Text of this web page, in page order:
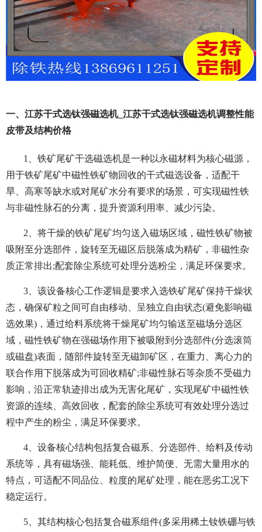
一、江苏干式选钛强磁选机_江苏干式选钛强磁选机调整性能
皮带及结构价格
1、铁矿尾矿干选磁选机是一种以永磁材料为核心磁源，
用于铁矿尾矿中磁性铁矿物回收的干式磁选设备，适配干
旱、高寒等缺水或对尾矿水分有要求的场景，可实现磁性铁
与非磁性脉石的分离，提升资源利用率、减少污染。
2、将干燥的铁矿尾矿均匀送入磁场区域，磁性铁矿物被
吸附至分选部件，旋转至无磁区后脱落成为精矿，非磁性杂
质正常排出;配套除尘系统可处理分选粉尘，满足环保要求。
3、该设备核心工作逻辑是要求入选铁矿尾矿保持干燥状
态，确保矿粒之间可自由移动、呈独立自由状态(避免影响磁
选效果)，通过给料系统将干燥尾矿均匀输送至磁场分选区
域，磁性铁矿物在强磁场作用下被吸附到分选部件(分选滚筒
或磁盘)表面，随部件旋转至无磁卸矿区，在重力、离心力的
联合作用下脱落成为可回收精矿;非磁性脉石等杂质不受磁力
影响，沿正常轨迹排出成为无害化尾矿，实现尾矿中磁性铁
资源的连续、高效回收，配套的除尘系统可有效处理分选过
程中产生的粉尘，满足环保要求。
4、设备核心结构包括复合磁系、分选部件、给料及传动
系统等，具有磁场强、能耗低、维护简便、无需大量用水的
特点，可适配不同品位、粒度的尾矿处理，能在恶劣工况下
稳定运行。
5、其结构核心包括复合磁系组件(多采用稀土钕铁硼与铁